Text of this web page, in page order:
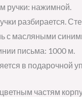
ручки: нажимной.
разбирается.
с масляными
письма: 1000 м.
в подарочной
частям